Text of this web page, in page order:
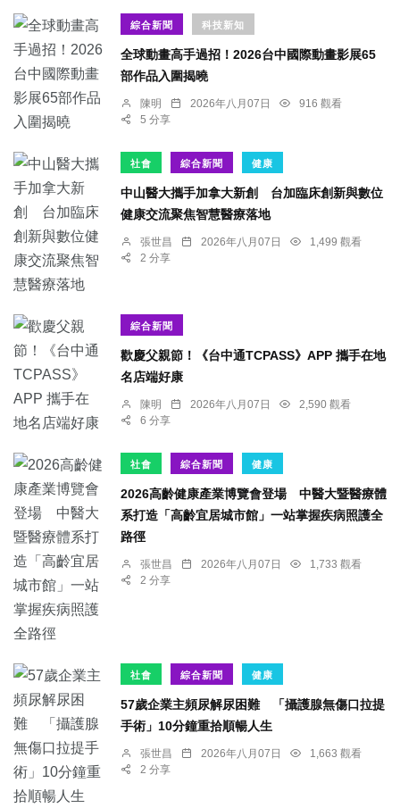
綜合新聞 科技新知
全球動畫高手過招！2026台中國際動畫影展65
部作品入圍揭曉
陳明 2026年八月07日
916 觀看
5 分享
社會 綜合新聞 健康
中山醫大攜手加拿大新創 台加臨床創新與數位
健康交流聚焦智慧醫療落地
張世昌 2026年八月07日
1,499 觀看
2 分享
綜合新聞
歡慶父親節！《台中通TCPASS》APP 攜手在地
名店端好康
陳明 2026年八月07日
2,590 觀看
6 分享
社會 綜合新聞 健康
2026高齡健康產業博覽會登場 中醫大暨醫療體
系打造「高齡宜居城市館」一站掌握疾病照護全
路徑
張世昌 2026年八月07日
1,733 觀看
2 分享
社會 綜合新聞 健康
57歲企業主頻尿解尿困難 「攝護腺無傷口拉提
手術」10分鐘重拾順暢人生
張世昌 2026年八月07日
1,663 觀看
2 分享